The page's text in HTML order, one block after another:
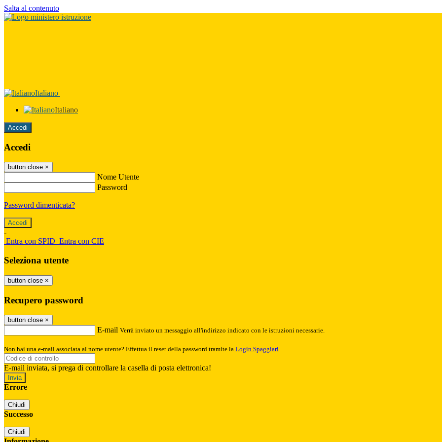
Salta al contenuto
Italiano
Italiano
Accedi
Accedi
button close ×
Nome Utente
Password
Password dimenticata?
-
Entra con SPID Entra con CIE
Seleziona utente
button close ×
Recupero password
button close ×
E-mail Verrà inviato un messaggio all'indirizzo indicato con le istruzioni necessarie.
Non hai una e-mail associata al nome utente? Effettua il reset della password tramite la Login Spaggiari
E-mail inviata, si prega di controllare la casella di posta elettronica!
Errore
Chiudi
Successo
Chiudi